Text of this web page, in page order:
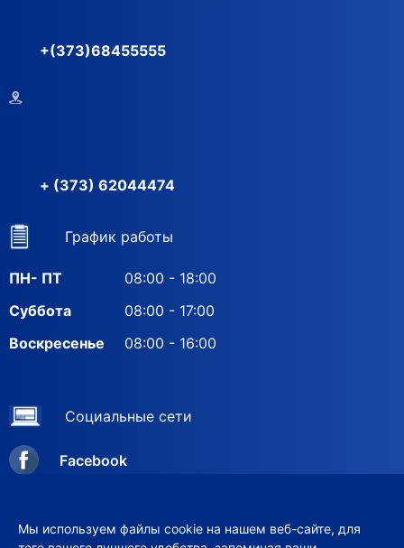
+(373)68455555
+ (373) 62044474
График работы
ПН- ПТ
08:00 - 18:00
Суббота
08:00 - 17:00
Воскресенье
08:00 - 16:00
Социальные сети
Facebook
Мы используем файлы cookie на нашем веб-сайте, для